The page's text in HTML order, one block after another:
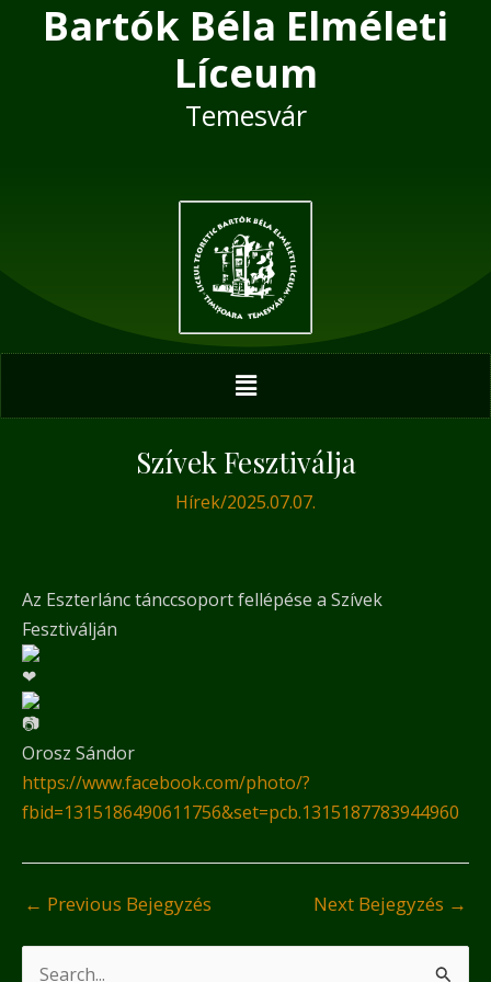
Bartók Béla Elméleti
Líceum
Temesvár
Menu
Szívek Fesztiválja
Hírek/2025.07.07.
Az Eszterlánc tánccsoport fellépése a Szívek
Fesztiválján
Orosz Sándor
https://www.facebook.com/photo/?
fbid=1315186490611756&set=pcb.1315187783944960
Post
navigation
← Previous Bejegyzés Next Bejegyzés →